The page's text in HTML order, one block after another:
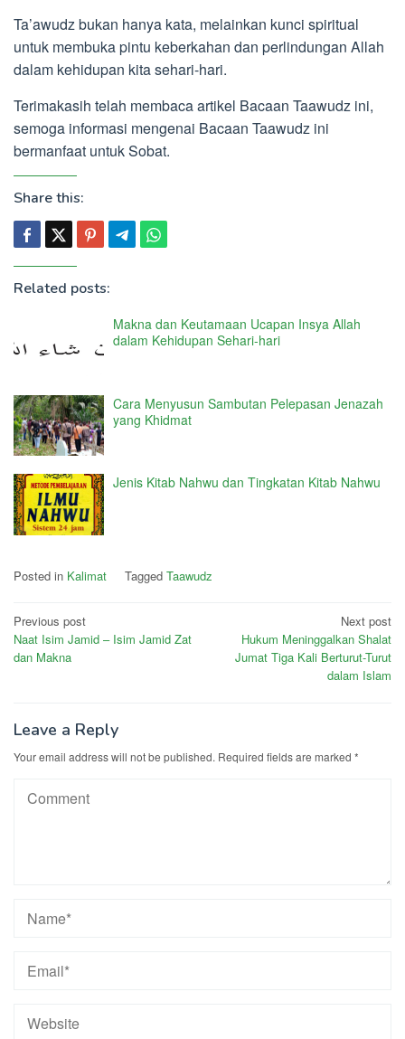
Ta’awudz bukan hanya kata, melainkan kunci spiritual
untuk membuka pintu keberkahan dan perlindungan Allah
dalam kehidupan kita sehari-hari.
Terimakasih telah membaca artikel Bacaan Taawudz ini,
semoga informasi mengenai Bacaan Taawudz ini
bermanfaat untuk Sobat.
Share this:
Related posts:
Makna dan Keutamaan Ucapan Insya Allah
dalam Kehidupan Sehari-hari
Cara Menyusun Sambutan Pelepasan Jenazah
yang Khidmat
Jenis Kitab Nahwu dan Tingkatan Kitab Nahwu
Posted in Kalimat Tagged Taawudz
Post
navigation
Previous post
Naat Isim Jamid – Isim Jamid Zat
dan Makna
Next post
Hukum Meninggalkan Shalat
Jumat Tiga Kali Berturut-Turut
dalam Islam
Leave a Reply
Your email address will not be published. Required fields are marked *